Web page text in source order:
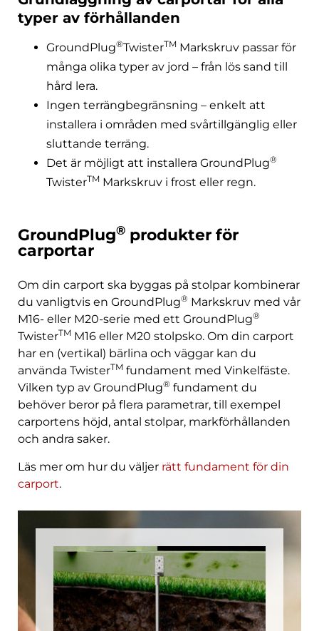
typer av förhållanden
GroundPlug®TwisterTM Markskruv passar för
många olika typer av jord – från lös sand till
hård lera.
Ingen terrängbegränsning – enkelt att
installera i områden med svårtillgänglig eller
sluttande terräng.
Det är möjligt att installera GroundPlug®
TwisterTM Markskruv i frost eller regn.
GroundPlug® produkter för
carportar
Om din carport ska byggas på stolpar kombinerar
du vanligtvis en GroundPlug® Markskruv med vår
M16- eller M20-serie med ett GroundPlug®
TwisterTM M16 eller M20 stolpsko. Om din carport
har en (vertikal) bärlina och väggar kan du
använda TwisterTM fundament med Vinkelfäste.
Vilken typ av GroundPlug® fundament du
behöver beror på flera parametrar, till exempel
carportens höjd, antal stolpar, markförhållanden
och andra saker.
Läs mer om hur du väljer rätt fundament för din
carport.